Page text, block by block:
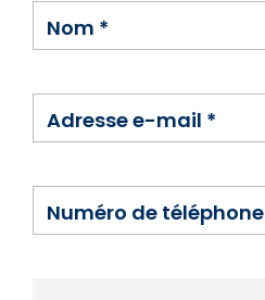
Nom *
Adresse e-mail *
Numéro de téléphone